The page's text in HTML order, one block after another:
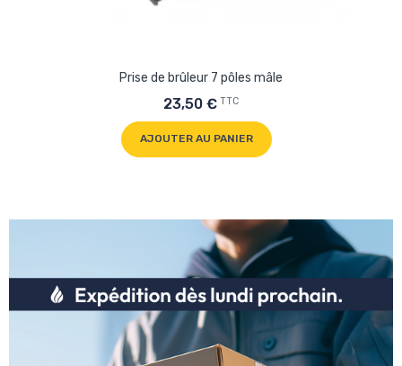
Prise de brûleur 7 pôles mâle
23,50 € TTC
AJOUTER AU PANIER